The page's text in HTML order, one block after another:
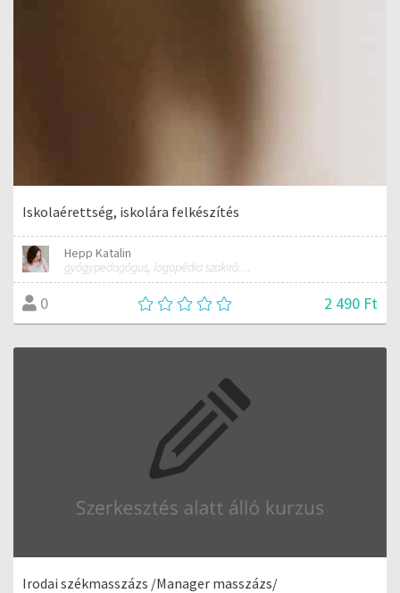
Iskolaérettség, iskolára felkészítés
Hepp Katalin
0 2 490 Ft
Irodai székmasszázs /Manager masszázs/